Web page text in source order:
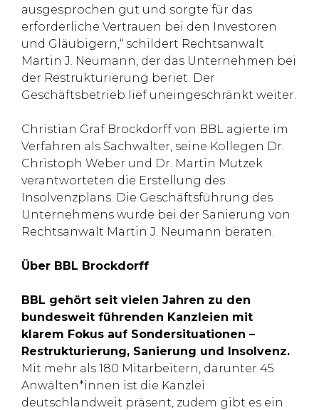
ausgesprochen gut und sorgte für das
erforderliche Vertrauen bei den Investoren
und Gläubigern,“ schildert Rechtsanwalt
Martin J. Neumann, der das Unternehmen bei
der Restrukturierung beriet. Der
Geschäftsbetrieb lief uneingeschränkt weiter.
Christian Graf Brockdorff von BBL agierte im
Verfahren als Sachwalter, seine Kollegen Dr.
Christoph Weber und Dr. Martin Mutzek
verantworteten die Erstellung des
Insolvenzplans. Die Geschäftsführung des
Unternehmens wurde bei der Sanierung von
Rechtsanwalt Martin J. Neumann beraten.
Über BBL Brockdorff
BBL gehört seit vielen Jahren zu den
bundesweit führenden Kanzleien mit
klarem Fokus auf Sondersituationen –
Restrukturierung, Sanierung und Insolvenz.
Mit mehr als 180 Mitarbeitern, darunter 45
Anwälten*innen ist die Kanzlei
deutschlandweit präsent, zudem gibt es ein